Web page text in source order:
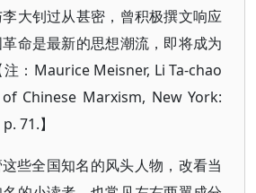
大钊过从甚密，曾积极撰文响应
命是最新的思想潮流，即将成为
：Maurice Meisner, Li Ta-chao
Chinese Marxism, New York:
71.】
些全国知名的风头人物，改看当